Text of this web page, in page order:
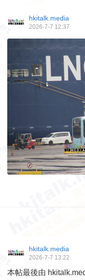
hkitalk.media
2026-7-7 12:37
hkitalk.media
2026-7-7 13:22
本帖最後由